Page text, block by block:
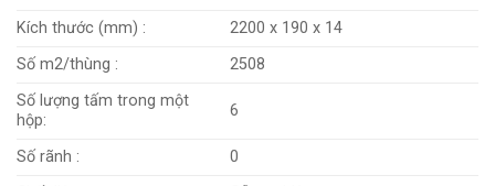
Kích thước (mm) :
2200 x 190 x 14
Số m2/thùng :
2508
Số lượng tấm trong một
hộp:
6
Số rãnh :
0